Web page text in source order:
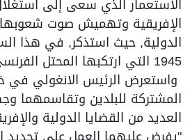
الاستعمار الذي سعى إلى
الإفريقية وتهميش صوت
1945 التي ارتكبها المحتل الفرنسي في الجزائر.
واستعرض الرئيس الانغولي في
المشتركة للبلدين وتقاسمهما
العديد من القضايا الدولية